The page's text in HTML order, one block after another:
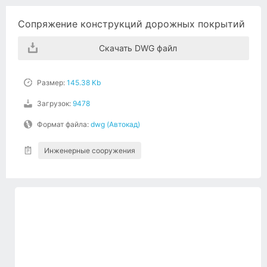
Сопряжение конструкций дорожных покрытий
Скачать DWG файл
Размер: 145.38 Kb
Загрузок: 9478
Формат файла: dwg (Автокад)
Инженерные сооружения